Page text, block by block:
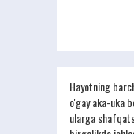
Hayotning
o'gay aka-uka
ularga